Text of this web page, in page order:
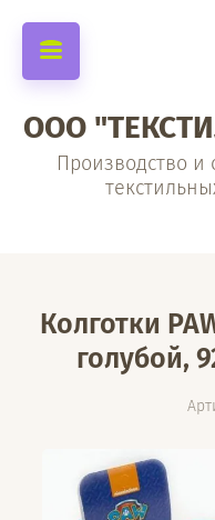
ООО
Производство
Колготки
голубой,